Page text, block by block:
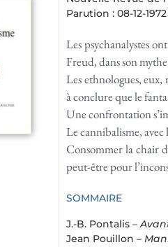
Parution : 08-12-1972
Les psychanalystes
Freud, dans son
Les ethnologues,
à conclure que le
Une confrontation
Le cannibalisme,
Consommer la chair
peut-être pour
SOMMAIRE
J.-B. Pontalis –
Jean Pouillon –